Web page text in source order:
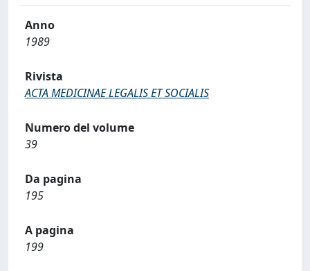
Anno
1989
Rivista
ACTA MEDICINAE LEGALIS ET SOCIALIS
Numero del volume
39
Da pagina
195
A pagina
199